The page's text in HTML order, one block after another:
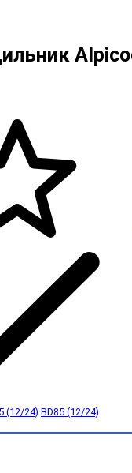
(12/24) BD85 (12/24)